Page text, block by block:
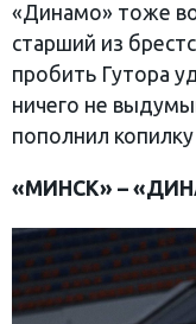
«Динамо» тоже
старший из
пробить Гутора
ничего не
пополнил
«МИНСК» –